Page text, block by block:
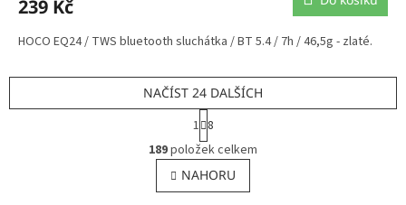
239 Kč
HOCO EQ24 / TWS bluetooth sluchátka / BT 5.4 / 7h / 46,5g - zlaté.
O
v
l
á
NAČÍST 24 DALŠÍCH
S
t
r
á
n
k
1 8
189položek celkem
NAHORU